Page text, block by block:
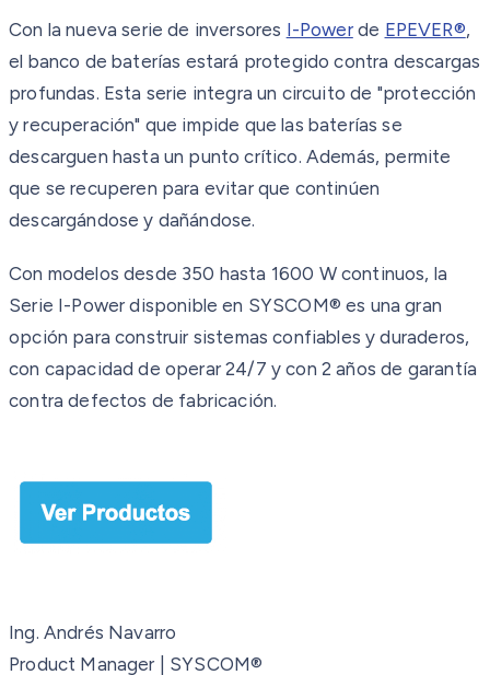
Con la nueva serie de inversores I-Powerde EPEVER®,
el banco de baterías estará protegido contra descargas
profundas. Esta serie integra un circuito de "protección
y recuperación" que impide que las baterías se
descarguen hasta un punto crítico. Además, permite
que se recuperen para evitar que continúen
descargándose y dañándose.
Con modelos desde 350 hasta 1600 W continuos, la
Serie I-Power disponible en SYSCOM® es una gran
opción para construir sistemas confiables y duraderos,
con capacidad de operar 24/7 y con 2 años de garantía
contra defectos de fabricación.
Ing. Andrés Navarro
Product Manager | SYSCOM®